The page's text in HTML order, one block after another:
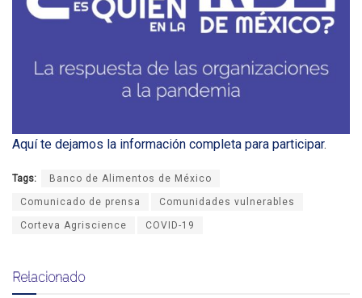
Aquí te dejamos la información completa para participar.
Tags: Banco de Alimentos de México
Comunicado de prensa Comunidades vulnerables
Corteva Agriscience COVID-19
Relacionado